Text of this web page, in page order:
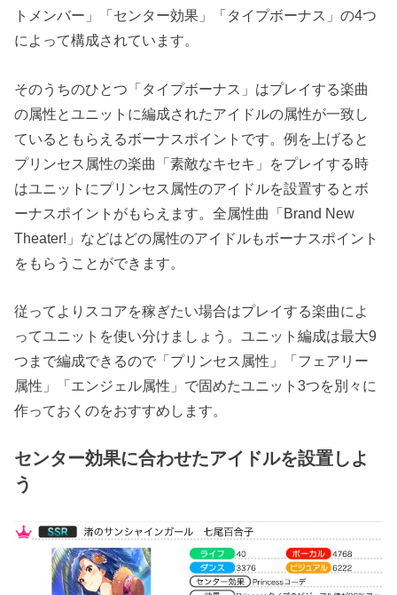
トメンバー」「センター効果」「タイプボーナス」の4つ
によって構成されています。
そのうちのひとつ「タイプボーナス」はプレイする楽曲
の属性とユニットに編成されたアイドルの属性が一致し
ているともらえるボーナスポイント です。例を上げると
プリンセス属性の楽曲「素敵なキセキ」をプレイする時
はユニットにプリンセス属性のアイドルを設置するとボ
ーナスポイントがもらえます。全属性曲「Brand New
Theater!」などはどの属性のアイドルもボーナスポイント
をもらうことができます。
従ってよりスコアを稼ぎたい場合はプレイする楽曲によ
ってユニットを使い分けましょう。ユニット編成は最大9
つまで編成できるので「プリンセス属性」「フェアリー
属性」「エンジェル属性」で固めたユニット3つを別々に
作っておくのをおすすめします。
センター効果に合わせたアイドルを設置しよ
う